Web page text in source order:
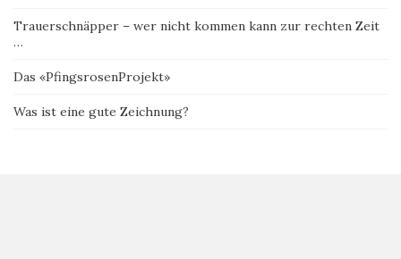
Trauerschnäpper – wer nicht kommen kann zur rechten Zeit
…
Das «PfingsrosenProjekt»
Was ist eine gute Zeichnung?